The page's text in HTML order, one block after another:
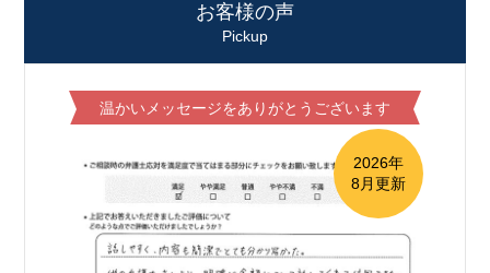
お客様の声
Pickup
温かいメッセージをありがとうございます
2026年
8月更新